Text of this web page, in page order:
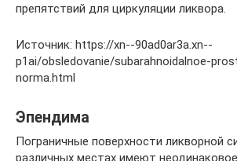
препятствий для циркуляции ликвора.
Источник: https://xn--90ad0ar3a.xn--
p1ai/obsledovanie/subarahnoidalnoe-
norma.html
Эпендима
Пограничные поверхности ликворной
различных местах имеют неодинаковое